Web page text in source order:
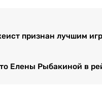
признан лучшим
Елены Рыбакиной в